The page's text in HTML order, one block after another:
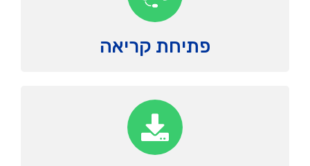
פתיחת קריאה